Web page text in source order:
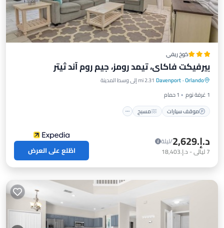
كوخ ريفي
بيرفيكت فاكاي، تيمد رومز، جيم روم آند ثيتر
Orlando
·
Davenport 2.31 mi إلى وسط المدينة
1 غرفة نوم
1 حمام
موقف سيارات
مسبح
موقف سيارات مسبح
شرفة / تراس
مطبخ
د.إ.‏2,629
/ليلة
7ليالي- د.إ.‏18,403 اطّلع على العرض